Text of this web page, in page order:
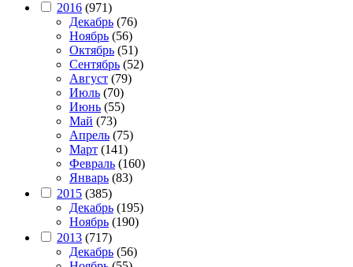
2016 (971)
Декабрь (76)
Ноябрь (56)
Октябрь (51)
Сентябрь (52)
Август (79)
Июль (70)
Июнь (55)
Май (73)
Апрель (75)
Март (141)
Февраль (160)
Январь (83)
2015 (385)
Декабрь (195)
Ноябрь (190)
2013 (717)
Декабрь (56)